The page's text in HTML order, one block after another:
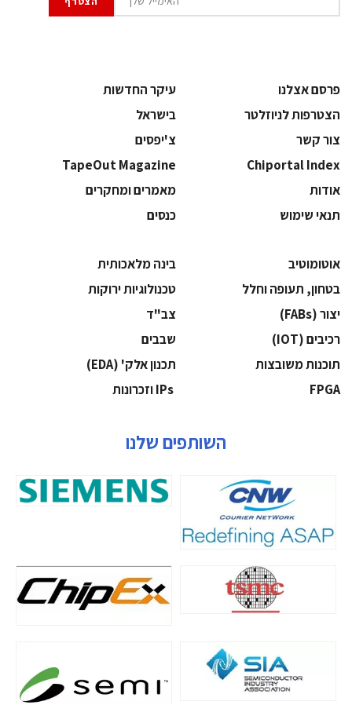
פרסם אצלנו
עיקר החדשות
הצטרפות לניוזלטר
בישראל
צור קשר
צ'יפסים
Chiportal Index
TapeOut Magazine
אודות
מאמרים ומחקרים
תנאי שימוש
כנסים
אוטומוטיב
בינה מלאכותית
בטחון, תעופה וחלל
‫טכנולוגיות ירוקות‬
‫יצור (‪(FABs‬‬
‫צב"ד‬
‫רכיבים‬ (IOT)
‫שבבים‬
‫תוכנות משובצות‬
‫תכנון אלק' (‪(EDA‬‬
‫‪FPGA‬‬
השותפים שלנו